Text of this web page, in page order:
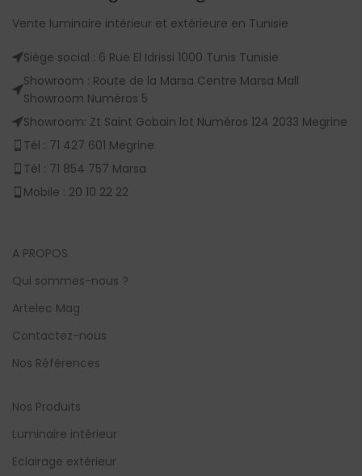
Vente luminaire intérieur et extérieure en Tunisie
Siège social : 6 Rue El Idrissi 1000 Tunis Tunisie
Showroom : Route de la Marsa Centre Marsa Mall
Showroom Numèros 5
Showroom: Zt Saint Gobain lot Numèros 124 2033 Megrine
Tél : 71 427 601 Megrine
Tél : 71 854 757 Marsa
Mobile : 20 10 22 22
A PROPOS
Qui sommes-nous ?
Artelec Mag
Contactez-nous
Nos Références
Nos Produits
Luminaire intérieur
Eclairage extérieur